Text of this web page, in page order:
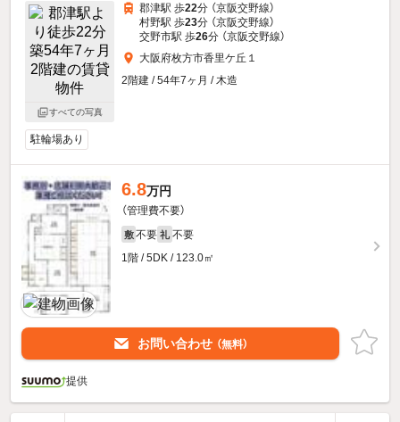
すべての写真
郡津駅 歩22分 （京阪交野線）
村野駅 歩23分 （京阪交野線）
交野市駅 歩26分 （京阪交野線）
大阪府枚方市香里ケ丘１
2階建 / 54年7ヶ月 / 木造
駐輪場あり
6.8万円
（管理費不要）
敷 不要 礼 不要
1階 / 5DK / 123.0㎡
お問い合わせ （無料）
提供